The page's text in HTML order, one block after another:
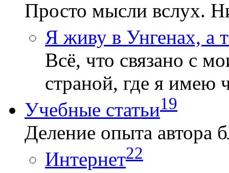
Просто мысли вслух.
Я живу в Унгенах, а
Всё, что связано с
страной, где я имею
Учебные статьи19
Деление опыта автора
Интернет22